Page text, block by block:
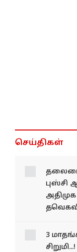
செய்திகள்
புஸ்சி
3